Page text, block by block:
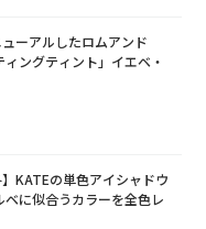
ューアルしたロムアンド
ィングティント」イエベ・
】KATEの単色アイシャドウ
ベに似合うカラーを全色レ